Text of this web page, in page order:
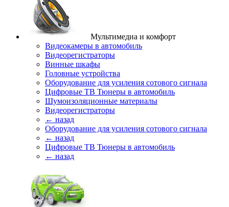
Мультимедиа и комфорт
Видеокамеры в автомобиль
Видеорегистраторы
Винные шкафы
Головные устройства
Оборудование для усиления сотового сигнала
Цифровые ТВ Тюнеры в автомобиль
Шумоизоляционные материалы
Видеорегистраторы
← назад
Оборудование для усиления сотового сигнала
← назад
Цифровые ТВ Тюнеры в автомобиль
← назад